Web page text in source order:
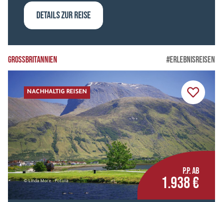
DETAILS ZUR REISE
GROSSBRITANNIEN #ERLEBNISREISEN
NACHHALTIG REISEN
© Linda More - Fotolia
P.P. AB
1.938 €